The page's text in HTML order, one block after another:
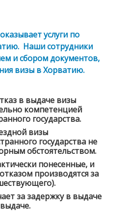
услуги по
Наши сотрудники
и сбором документов,
визы в Хорватию.
в выдаче визы
компетенцией
государства.
визы
государства не
обстоятельством.
понесенные, и
производятся за
за задержку в выдаче